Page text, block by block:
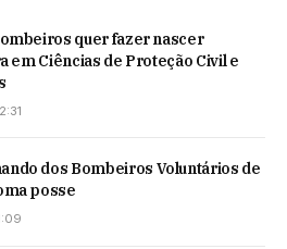
quer fazer nascer
em Ciências de Proteção Civil e
dos Bombeiros Voluntários de
posse